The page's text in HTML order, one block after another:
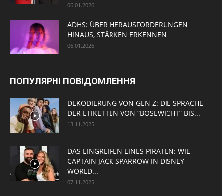
06.01.2026
ADHS: ÜBER HERAUSFORDERUNGEN
HINAUS, STÄRKEN ERKENNEN
06.01.2026
ПОПУЛЯРНІ ПОВІДОМЛЕННЯ
DEKODIERUNG VON GEN Z: DIE SPRACHE
DER ETIKETTEN VON “BÖSEWICHT” BIS...
13.11.2025
DAS EINGREIFEN EINES PIRATEN: WIE
CAPTAIN JACK SPARROW IN DISNEY
WORLD...
07.11.2025